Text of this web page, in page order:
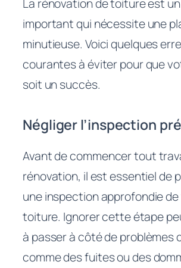
important qui nécessite une
minutieuse. Voici quelques
courantes à éviter pour que
soit un succès.
Négliger l’inspection
Avant de commencer tout
rénovation, il est essentiel de
une inspection approfondie
toiture. Ignorer cette étape
à passer à côté de problèmes
comme des fuites ou des